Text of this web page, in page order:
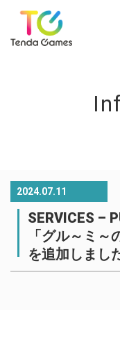
2024.07.11
SERVICES –
「グル～ミ～
を追加しまし